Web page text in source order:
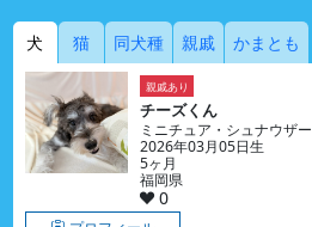
犬 猫 同犬種 親戚 かまとも
親戚あり
チーズくん
ミニチュア・シュナウザー
2026年03月05日生
5ヶ月
福岡県
0